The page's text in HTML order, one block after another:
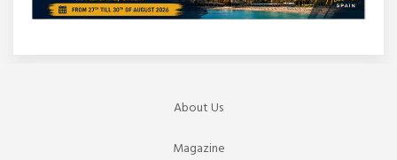
About Us
Magazine